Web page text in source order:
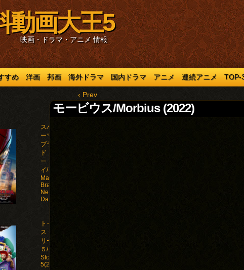
動画大王5
映画・ドラマ・アニメ 情報
すめ 洋画 邦画 海外ドラマ 国内ドラマ アニメ 連続アニメ TOP-
スパイダ
ーマン：
ブラン
ド・ニュ
ー・デ
イ/Spider-
Man:
Brand
New
Day(2026)
トイ・
ストー
リー
５/Toy
Story
5(2026)
‹ Prev
モービウス/Morbius (2022)